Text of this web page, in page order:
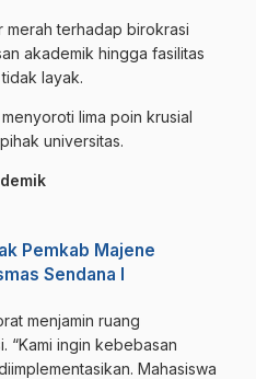
terhadap birokrasi
akademik hingga fasilitas
layak.
lima poin krusial
universitas.
Pemkab Majene
Sendana I
menjamin ruang
“Kami ingin kebebasan
Mahasiswa